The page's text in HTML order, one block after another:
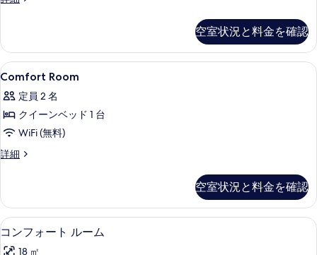
の
写
真
を
表
示
す
Side
の
詳
空室状況と料金を確認
Comfort
Room
の
す
べ
て
真
を
表
セーフティボックス (室内)、デスク
4
Comfort Room
定員 2 名
クイーンベッド 1 台
WiFi (無料)
詳細
Comfort
細
空室状況と料金を確認
コ
ン
セーフティボックス (室内)、デスク
6
コンフォート ルーム
18 ㎡